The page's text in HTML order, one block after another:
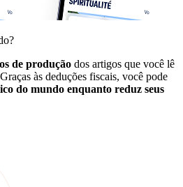
de produção dos artigos que você lê
às deduções fiscais, você pode
do mundo enquanto reduz seus